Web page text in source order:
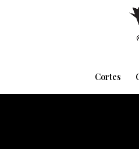
Cortes